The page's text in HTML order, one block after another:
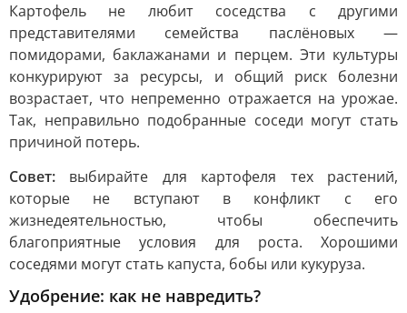
Картофель не любит соседства с другими
представителями семейства паслёновых —
помидорами, баклажанами и перцем. Эти культуры
конкурируют за ресурсы, и общий риск болезни
возрастает, что непременно отражается на урожае.
Так, неправильно подобранные соседи могут стать
причиной потерь.
Совет: выбирайте для картофеля тех растений,
которые не вступают в конфликт с его
жизнедеятельностью, чтобы обеспечить
благоприятные условия для роста. Хорошими
соседями могут стать капуста, бобы или кукуруза.
Удобрение: как не навредить?